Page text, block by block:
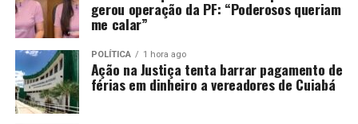
gerou operação da PF: “Poderosos queriam
me calar”
POLÍTICA 1 hora ago
Ação na Justiça tenta barrar pagamento de
férias em dinheiro a vereadores de Cuiabá